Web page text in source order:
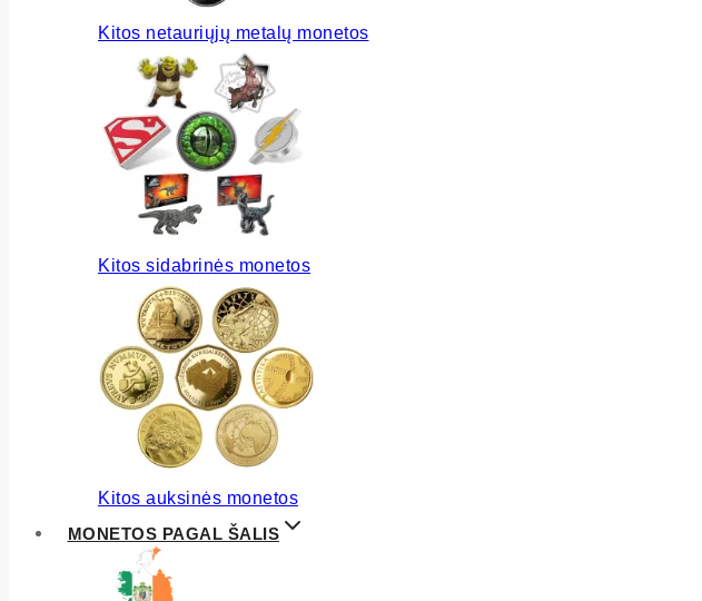
Kitos netauriųjų metalų monetos
Kitos sidabrinės monetos
Kitos auksinės monetos
MONETOS PAGAL ŠALIS